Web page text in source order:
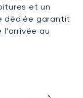
et un
dédiée garantit
au